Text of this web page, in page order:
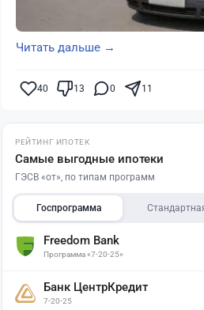
Читать дальше →
40 13 0 11
РЕЙТИНГ ИПОТЕК
Самые выгодные ипотеки
ГЭСВ «от», по типам программ
Госпрограмма
Freedom Bank
Программа «7-20-25»
Банк ЦентрКредит
7-20-25